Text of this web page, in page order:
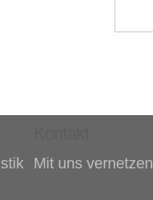
Mit uns vernetzen